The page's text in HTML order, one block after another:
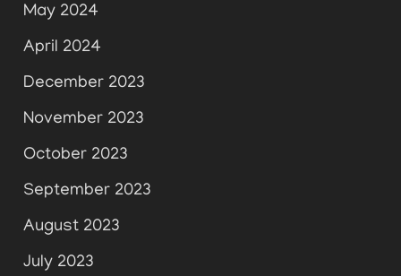
May 2024
April 2024
December 2023
November 2023
October 2023
September 2023
August 2023
July 2023